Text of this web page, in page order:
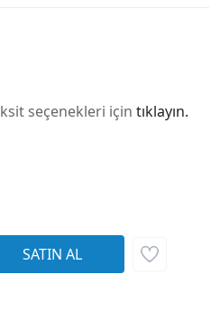
seçenekleri için tıklayın.